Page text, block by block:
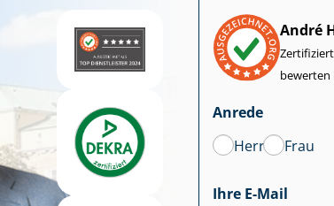
André
bewerten
Anrede
Herr
Frau
Ihre E-Mail